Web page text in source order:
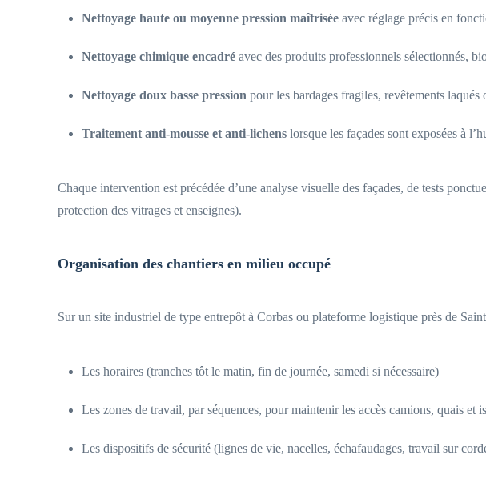
Nettoyage haute ou moyenne pression maîtrisée avec réglage précis en
Nettoyage chimique encadré avec des produits professionnels sélectionnés,
Nettoyage doux basse pression pour les bardages fragiles, revêtements
Traitement anti-mousse et anti-lichens lorsque les façades sont exposées à
Chaque intervention est précédée d’une analyse visuelle des façades, de tests
protection des vitrages et enseignes).
Organisation des chantiers en milieu occupé
Sur un site industriel de type entrepôt à Corbas ou plateforme logistique près de
Les horaires (tranches tôt le matin, fin de journée, samedi si nécessaire)
Les zones de travail, par séquences, pour maintenir les accès camions, quais et
Les dispositifs de sécurité (lignes de vie, nacelles, échafaudages, travail sur